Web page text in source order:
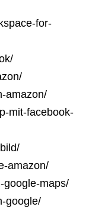
for-
amazon/
mit-facebook-
amazon/
google-maps/
google/